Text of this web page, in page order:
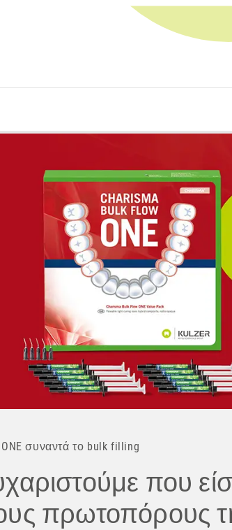
συναντά το bulk filling
που
πρωτοπόρους